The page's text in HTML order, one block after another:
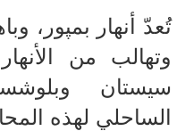
تُعدّ أنهار بمپور،
وتهالب من
سيستان
الساحلي لهذه